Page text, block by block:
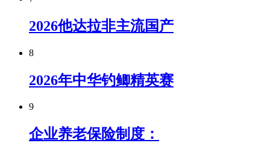
2026他达拉非主流国产
8
2026年中华钓鲫精英赛
9
企业养老保险制度：